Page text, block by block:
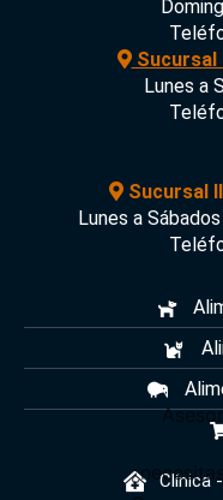
Sucursal
Lunes a
Sucursal
Lunes a
Clínica